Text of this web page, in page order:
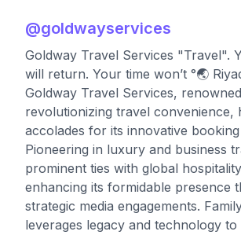
@goldwayservices
Goldway Travel Services "Travel".
will return. Your time won’t °🌏
Goldway Travel Services,
revolutionizing travel convenience,
accolades for its innovative
Pioneering in luxury and business
prominent ties with global
enhancing its formidable presence
strategic media engagements.
leverages legacy and technology